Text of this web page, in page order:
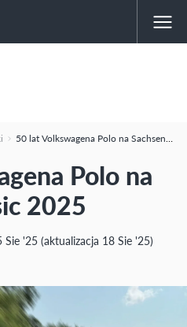
50 lat Volkswagena Polo na Sachsen Classic 2025
Polo na
2025
Sie '25 (aktualizacja 18 Sie '25)